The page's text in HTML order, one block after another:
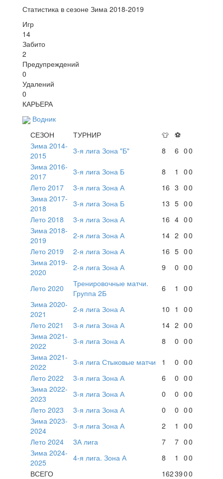
Статистика в сезоне Зима 2018-2019
Игр
14
Забито
2
Предупреждений
0
Удалений
0
КАРЬЕРА
Водник
СЕЗОН
ТУРНИР 👕 ⚽
Зима 2014-
2015
3-я лига Зона "Б" 8 6 00
Зима 2016-
2017
3-я лига Зона Б 8 1 00
Лето 2017
3-я лига Зона А 16 3 00
Зима 2017-
2018
3-я лига Зона Б 13 5 00
Лето 2018
3-я лига Зона А 16 4 00
Зима 2018-
2019
2-я лига Зона А 14 2 00
Лето 2019
2-я лига Зона А 16 5 00
Зима 2019-
2020
2-я лига Зона А 9 0 00
Лето 2020
Тренировочные матчи.
Группа 2Б
6 1 00
Зима 2020-
2021
2-я лига Зона А 10 1 00
Лето 2021
3-я лига Зона А 14 2 00
Зима 2021-
2022
3-я лига Зона А 8 0 00
Зима 2021-
2022
3-я лига Стыковые матчи 1 0 00
Лето 2022
3-я лига Зона А 6 0 00
Зима 2022-
2023
3-я лига Зона А 0 0 00
Лето 2023
3-я лига Зона А 0 0 00
Зима 2023-
2024
3-я лига Зона А 2 1 00
Лето 2024
3А лига 7 7 00
Зима 2024-
2025
4-я лига. Зона А 8 1 00
ВСЕГО
1623900